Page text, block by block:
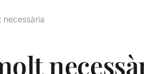
necessària